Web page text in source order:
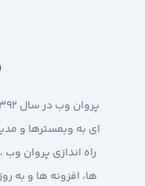
ای به وبمسترها و
راه اندازی پروان وب
ها، افزونه ها و به